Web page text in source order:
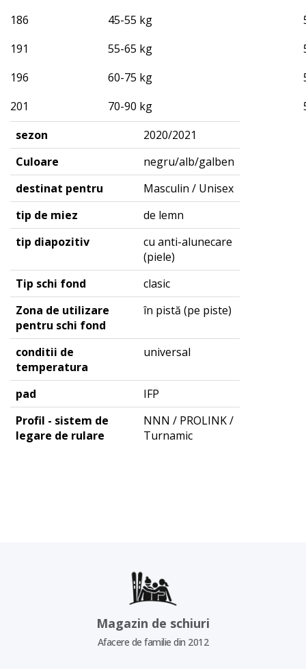
186
45-55 kg
191
55-65 kg
196
60-75 kg
201
70-90 kg
sezon
2020/2021
Culoare
negru/alb/galben
destinat pentru
Masculin / Unisex
tip de miez
de lemn
tip diapozitiv
cu anti-alunecare
(piele)
Tip schi fond
clasic
Zona de utilizare
pentru schi fond
în pistă (pe piste)
conditii de
temperatura
universal
pad
IFP
Profil - sistem de
legare de rulare
NNN / PROLINK /
Turnamic
Magazin de schiuri
Afacere de familie din 2012